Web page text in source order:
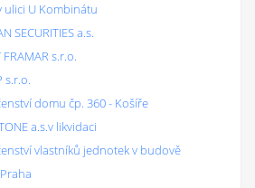
ulici U Kombinátu
SECURITIES a.s.
FRAMAR s.r.o.
s.r.o.
domu čp. 360 - Košíře
a.s.v likvidaci
vlastníků jednotek v budově